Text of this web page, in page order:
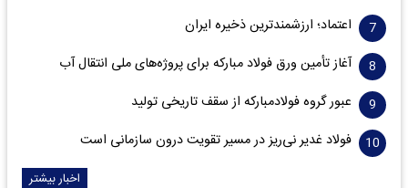
اعتماد؛ ارزشمندترین ذخیره ایران
آغاز تأمین ورق فولاد مبارکه برای پروژه‌های ملی انتقال آب
عبور گروه فولادمبارکه از سقف تاریخی تولید
فولاد غدیر نی‌ریز در مسیر تقویت درون سازمانی است
اخبار بیشتر